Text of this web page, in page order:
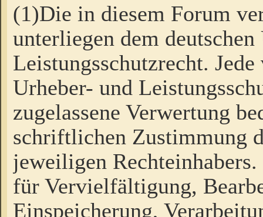
(1)Die in diesem Forum
unterliegen dem
Leistungsschutzrecht.
Urheber- und
zugelassene Verwertung
schriftlichen Zustimmung
jeweiligen
für Vervielfältigung,
Einspeicherung,